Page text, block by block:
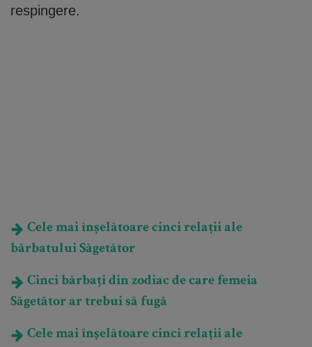
respingere.
Cele mai înșelătoare cinci relații ale
bărbatului Săgetător
Cinci bărbați din zodiac de care femeia
Săgetător ar trebui să fugă
Cele mai înșelătoare cinci relații ale